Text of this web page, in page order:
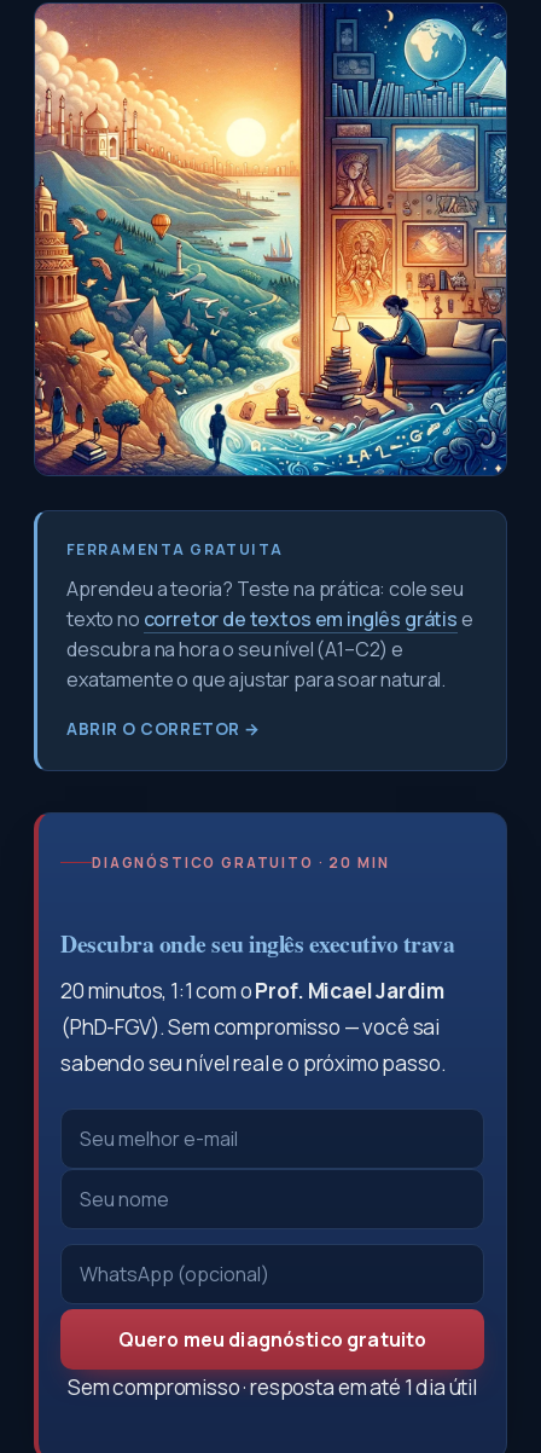
FERRAMENTA GRATUITA
Aprendeu a teoria? Teste na prática: cole seu
texto no corretor de textos em inglês grátise
descubra na hora o seu nível (A1–C2) e
exatamente o que ajustar para soar natural.
ABRIR O CORRETOR →
DIAGNÓSTICO GRATUITO · 20 MIN
Descubra onde seu inglês executivo trava
20 minutos, 1:1 com oProf. Micael Jardim
(PhD-FGV). Sem compromisso — você sai
sabendo seu nível real e o próximo passo.
Quero meu diagnóstico gratuito
Sem compromisso · resposta em até 1 dia útil